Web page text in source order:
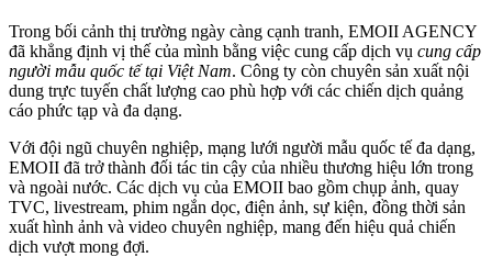
Trong bối cảnh thị trường ngày càng cạnh tranh, EMOII AGENCY
đã khẳng định vị thế của mình bằng việc cung cấp dịch vụ cung cấp
người mẫu quốc tế tại Việt Nam. Công ty còn chuyên sản xuất nội
dung trực tuyến chất lượng cao phù hợp với các chiến dịch quảng
cáo phức tạp và đa dạng.
Với đội ngũ chuyên nghiệp, mạng lưới người mẫu quốc tế đa dạng,
EMOII đã trở thành đối tác tin cậy của nhiều thương hiệu lớn trong
và ngoài nước. Các dịch vụ của EMOII bao gồm chụp ảnh, quay
TVC, livestream, phim ngắn dọc, điện ảnh, sự kiện, đồng thời sản
xuất hình ảnh và video chuyên nghiệp, mang đến hiệu quả chiến
dịch vượt mong đợi.